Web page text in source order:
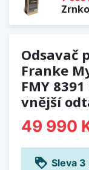
Odsavač
Franke
FMY
vnější
49 990
loyalty Sleva 3